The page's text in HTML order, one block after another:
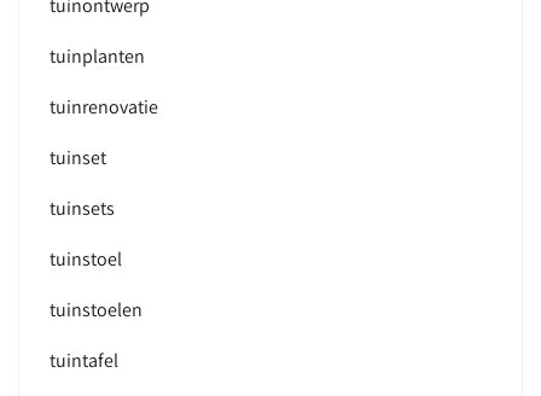
tuinontwerp
tuinplanten
tuinrenovatie
tuinset
tuinsets
tuinstoel
tuinstoelen
tuintafel